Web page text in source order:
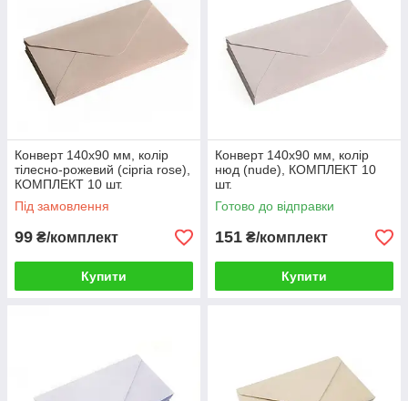
Конверт 140x90 мм, колір
тілесно-рожевий (cipria rose),
КОМПЛЕКТ 10 шт.
Під замовлення
99 ₴/комплект
Купити
Конверт 140x90 мм, колір
нюд (nude), КОМПЛЕКТ 10
шт.
Готово до відправки
151 ₴/комплект
Купити